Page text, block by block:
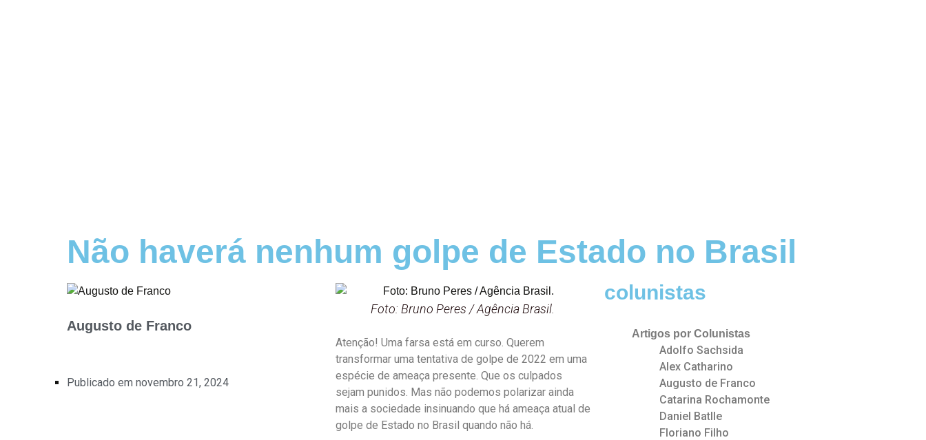
Não haverá nenhum golpe de Estado no Brasil
Augusto de Franco
Publicado em novembro 21, 2024
Foto: Bruno Peres / Agência Brasil.
Atenção! Uma farsa está em curso. Querem
transformar uma tentativa de golpe de 2022 em uma
espécie de ameaça presente. Que os culpados
sejam punidos. Mas não podemos polarizar ainda
mais a sociedade insinuando que há ameaça atual de
golpe de Estado no Brasil quando não há.
colunistas
Artigos por Colunistas
Adolfo Sachsida
Alex Catharino
Augusto de Franco
Catarina Rochamonte
Daniel Batlle
Floriano Filho